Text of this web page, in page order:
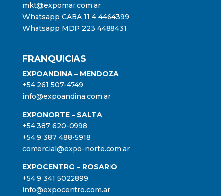
mkt@expomar.com.ar
Whatsapp CABA 11 4 4464399
Whatsapp MDP 223 4488431
FRANQUICIAS
EXPOANDINA – MENDOZA
+54 261 507-4749
info@expoandina.com.ar
EXPONORTE – SALTA
+54 387 620-0998
+54 9 387 488-5918
comercial@expo-norte.com.ar
EXPOCENTRO – ROSARIO
+54 9 341 5022899
info@expocentro.com.ar